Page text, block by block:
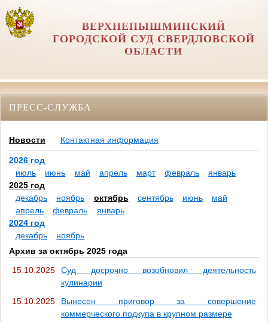
ВЕРХНЕПЫШМИНСКИЙ
ГОРОДСКОЙ СУД СВЕРДЛОВСКОЙ
ОБЛАСТИ
ПРЕСС-СЛУЖБА
Новости Контактная информация
2026 год
июль
июнь май апрель март февраль
январь
2025 год
декабрь
ноябрь октябрь сентябрь июнь
май
апрель
февраль
январь
2024 год
декабрь
ноябрь
Архив за октябрь 2025 года
15.10.2025
Суд досрочно возобновил деятельность
кулинарии
15.10.2025
Вынесен приговор за совершение
коммерческого подкупа в крупном размере